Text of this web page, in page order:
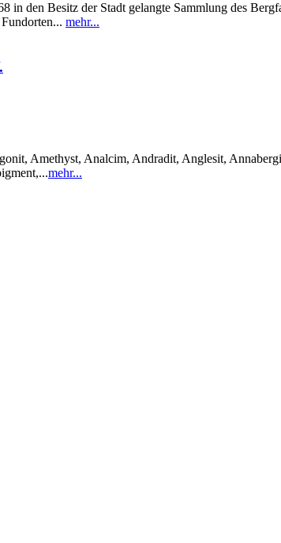
in den Besitz der Stadt gelangte Sammlung des
mehr...
Amethyst, Analcim, Andradit, Anglesit,
mehr...